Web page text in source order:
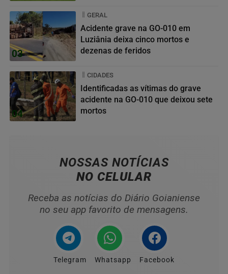
03
GERAL
Acidente grave na GO-010 em
Luziânia deixa cinco mortos e
dezenas de feridos
04
CIDADES
Identificadas as vítimas do grave
acidente na GO-010 que deixou sete
mortos
NOSSAS NOTÍCIAS
NO CELULAR
Receba as notícias do Diário Goianiense
no seu app favorito de mensagens.
Telegram Whatsapp Facebook